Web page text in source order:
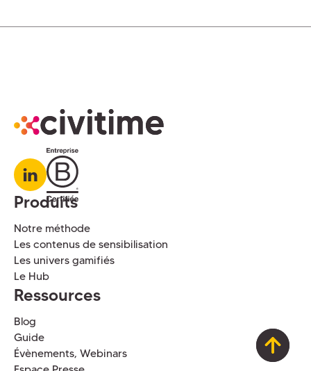
Produits
Notre méthode
Les contenus de sensibilisation
Les univers gamifiés
Le Hub
Ressources
Blog
Guide
Évènements, Webinars